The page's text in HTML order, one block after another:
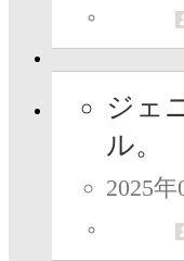
ジェ
ル。
2025